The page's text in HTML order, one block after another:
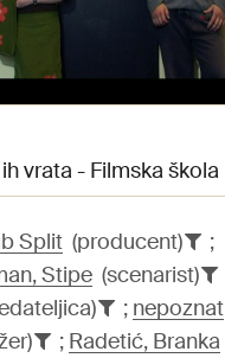
vrata - Filmska škola
Split (producent)
;
Stipe (scenarist)
; nepoznat
; Radetić, Branka